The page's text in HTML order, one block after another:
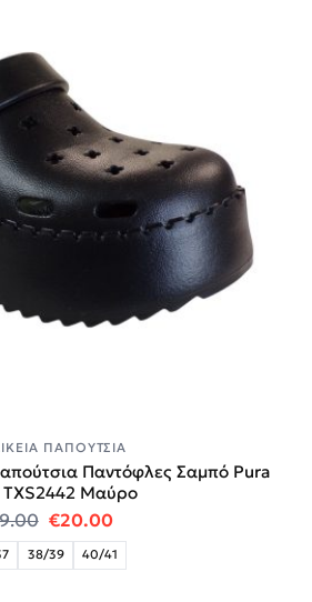
ΠΑΠΟΎΤΣΙΑ
Παντόφλες Σαμπό Pura
TXS2442 Μαύρο
Original price was: €39.00.
€20.00Η τρέχουσα τιμή
38/39 40/41